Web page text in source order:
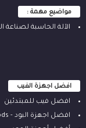
مواضيع مهمة :
الآلة ‫الحاسبة لصناعة السائل الالكتروني‬ DIY
افضل اجهزة الفيب
افضل فيب للمبتدئين
افضل اجهزة البود - Pods